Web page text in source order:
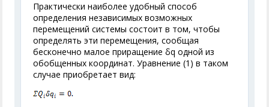
Практически наиболее удобный способ
определения независимых возможных
перемещений системы состоит в том, чтобы
определять эти перемещения, сообщая
бесконечно малое приращение δq одной из
обобщенных координат. Уравнение (1) в таком
случае приобретает вид: